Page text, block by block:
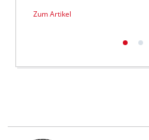
Zum Artikel